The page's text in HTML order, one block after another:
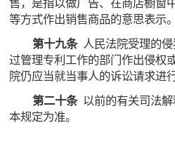
售，是指以做广告、在商店橱窗
等方式作出销售商品的意思表示。
第十九条 人民法院受理的
过管理专利工作的部门作出侵权
院仍应当就当事人的诉讼请求进
第二十条 以前的有关司法
本规定为准。